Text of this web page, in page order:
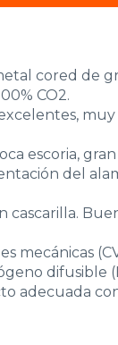
cored de
CO2.
muy
escoria,
del
cascarilla.
mecánicas
difusible
adecuada